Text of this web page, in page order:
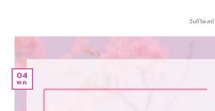
วันที่โพสต์
04
พ.ค.